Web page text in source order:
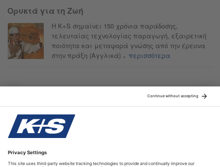
Ορυκτά για τη Ζωή
Η K+S σημαίνει 150 χρόνια παράδοσης,
τελευταίας τεχνολογίας παραγωγή, εξαιρετική
ποιότητα και μεταφορά γνώσης από την έρευνα
στην πράξη (Αγγλικά)
περισσότερα
Sitemap
Agriculture
Industry
Consumer